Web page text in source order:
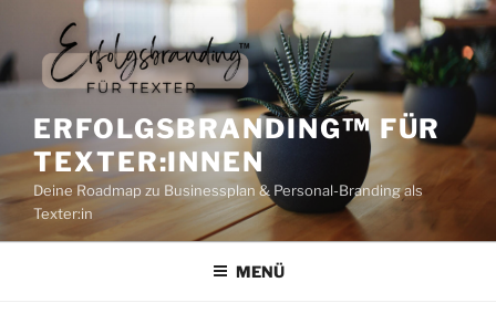
ERFOLGSBRANDING™️ FÜR
TEXTER:INNEN
Deine Roadmap zu Businessplan & Personal-Branding als
Texter:in
MENÜ